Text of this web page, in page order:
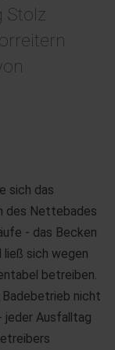
Stolz
sich das
des Nettebades
- das Becken
ließ sich wegen
betreiben.
Badebetrieb nicht
jeder Ausfalltag